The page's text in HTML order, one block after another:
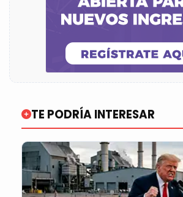
TE PODRÍA INTERESAR